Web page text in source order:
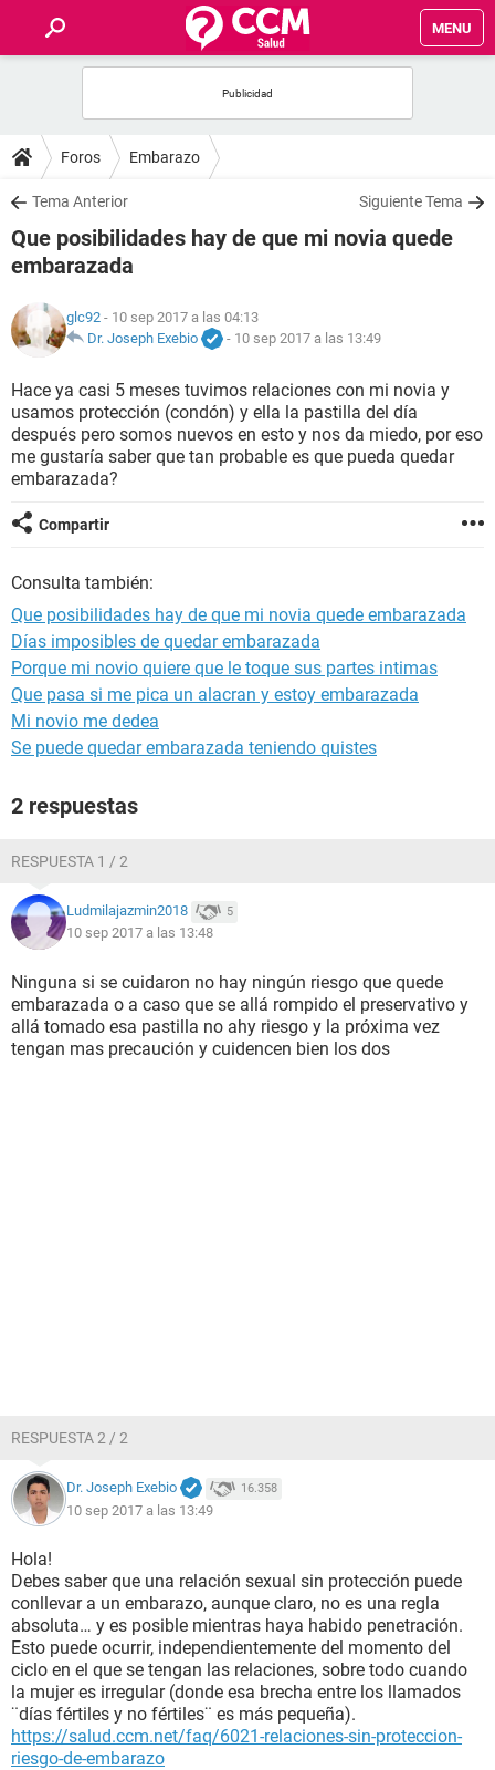
MENU
FOROS
SALUD
FAMILIA
NUTRICIÓN
SEXUALIDAD
GLOSARIO
Foros Embarazo
Tema Anterior Siguiente Tema
Que posibilidades hay de que mi novia quede
embarazada
glc92 - 10 sep 2017 a las 04:13
Dr. Joseph Exebio
- 10 sep 2017 a las 13:49
Hace ya casi 5 meses tuvimos relaciones con mi novia y
usamos protección (condón) y ella la pastilla del día
después pero somos nuevos en esto y nos da miedo, por eso
me gustaría saber que tan probable es que pueda quedar
embarazada?
Compartir
Consulta también:
Que posibilidades hay de que mi novia quede embarazada
Días imposibles de quedar embarazada
Porque mi novio quiere que le toque sus partes intimas
Que pasa si me pica un alacran y estoy embarazada
Mi novio me dedea
Se puede quedar embarazada teniendo quistes
2 respuestas
RESPUESTA 1 / 2
Ludmilajazmin2018 5
10 sep 2017 a las 13:48
Ninguna si se cuidaron no hay ningún riesgo que quede
embarazada o a caso que se allá rompido el preservativo y
allá tomado esa pastilla no ahy riesgo y la próxima vez
tengan mas precaución y cuidencen bien los dos
RESPUESTA 2 / 2
Dr. Joseph Exebio 16.358
10 sep 2017 a las 13:49
Hola!
Debes saber que una relación sexual sin protección puede
conllevar a un embarazo, aunque claro, no es una regla
absoluta… y es posible mientras haya habido penetración.
Esto puede ocurrir, independientemente del momento del
ciclo en el que se tengan las relaciones, sobre todo cuando
la mujer es irregular (donde esa brecha entre los llamados
¨días fértiles y no fértiles¨ es más pequeña).
https://salud.ccm.net/faq/6021-relaciones-sin-proteccion-
riesgo-de-embarazo